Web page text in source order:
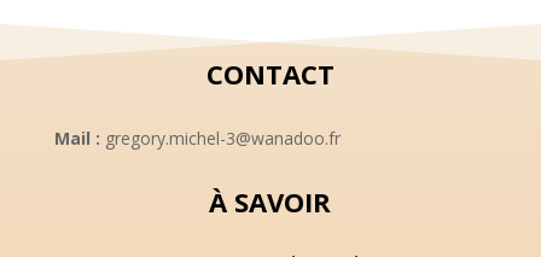
CONTACT
Mail : gregory.michel-3@wanadoo.fr
À SAVOIR